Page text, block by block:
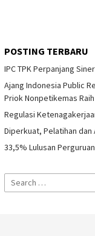
POSTING TERBARU
IPC TPK Perpanjang
Ajang Indonesia Public
Priok Nonpetikemas
Regulasi
Diperkuat, Pelatihan dan
33,5% Lulusan
Search
for: